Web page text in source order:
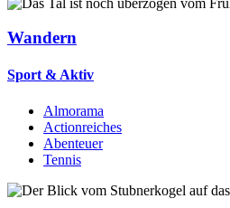
Wandern
Sport & Aktiv
Almorama
Actionreiches
Abenteuer
Tennis